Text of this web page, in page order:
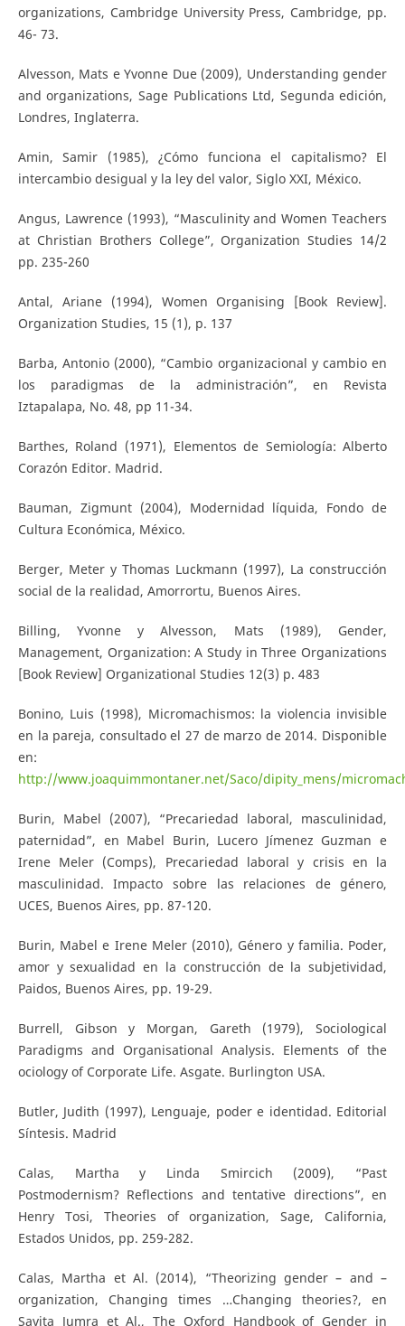
organizations, Cambridge University Press, Cambridge, pp.
46- 73.
Alvesson, Mats e Yvonne Due (2009), Understanding gender
and organizations, Sage Publications Ltd, Segunda edición,
Londres, Inglaterra.
Amin, Samir (1985), ¿Cómo funciona el capitalismo? El
intercambio desigual y la ley del valor, Siglo XXI, México.
Angus, Lawrence (1993), “Masculinity and Women Teachers
at Christian Brothers College”, Organization Studies 14/2
pp. 235-260
Antal, Ariane (1994), Women Organising [Book Review].
Organization Studies, 15 (1), p. 137
Barba, Antonio (2000), “Cambio organizacional y cambio en
los paradigmas de la administración”, en Revista
Iztapalapa, No. 48, pp 11-34.
Barthes, Roland (1971), Elementos de Semiología: Alberto
Corazón Editor. Madrid.
Bauman, Zigmunt (2004), Modernidad líquida, Fondo de
Cultura Económica, México.
Berger, Meter y Thomas Luckmann (1997), La construcción
social de la realidad, Amorrortu, Buenos Aires.
Billing, Yvonne y Alvesson, Mats (1989), Gender,
Management, Organization: A Study in Three Organizations
[Book Review] Organizational Studies 12(3) p. 483
Bonino, Luis (1998), Micromachismos: la violencia invisible
en la pareja, consultado el 27 de marzo de 2014. Disponible
en:
http://www.joaquimmontaner.net/Saco/dipity_mens/
Burin, Mabel (2007), “Precariedad laboral, masculinidad,
paternidad”, en Mabel Burin, Lucero Jímenez Guzman e
Irene Meler (Comps), Precariedad laboral y crisis en la
masculinidad. Impacto sobre las relaciones de género,
UCES, Buenos Aires, pp. 87-120.
Burin, Mabel e Irene Meler (2010), Género y familia. Poder,
amor y sexualidad en la construcción de la subjetividad,
Paidos, Buenos Aires, pp. 19-29.
Burrell, Gibson y Morgan, Gareth (1979), Sociological
Paradigms and Organisational Analysis. Elements of the
ociology of Corporate Life. Asgate. Burlington USA.
Butler, Judith (1997), Lenguaje, poder e identidad. Editorial
Síntesis. Madrid
Calas, Martha y Linda Smircich (2009), “Past
Postmodernism? Reflections and tentative directions”, en
Henry Tosi, Theories of organization, Sage, California,
Estados Unidos, pp. 259-282.
Calas, Martha et Al. (2014), “Theorizing gender – and –
organization, Changing times …Changing theories?, en
Savita Jumra et Al., The Oxford Handbook of Gender in